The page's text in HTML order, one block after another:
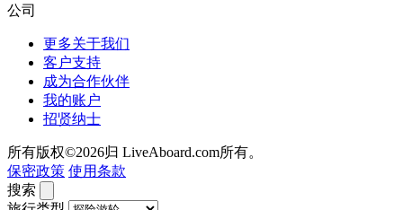
公司
更多关于我们
客户支持
成为合作伙伴
我的账户
招贤纳士
所有版权©2026归 LiveAboard.com所有。
保密政策 使用条款
搜索